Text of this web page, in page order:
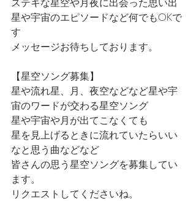
星や宇宙のエピソードなど何でもOKで
す
メッセージお待ちしております。
【星空ソング募集】
星や流れ星、月、夜空などなど星や宇
宙のワードが交わる星空ソング
星や宇宙や月が出てこなくても
星を見上げるときに流れていたらいい
なと思う曲などなど
皆さんの思う星空ソングを募集してい
ます。
リクエストしてくださいね。